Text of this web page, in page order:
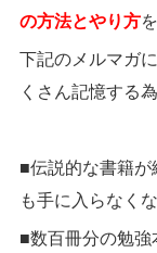
の方法とやり方
下記のメルマガ
くさん記憶する
■伝説的な書籍が
も手に入らなく
■数百冊分の勉強